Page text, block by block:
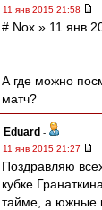
11 янв 2015 21:58
# Nox » 11 янв
А где можно
матч?
Eduard -
11 янв 2015 21:27
Поздравляю
кубке
тайме, а южные